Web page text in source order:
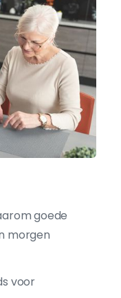
goede
morgen
voor